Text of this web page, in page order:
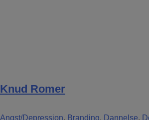
Knud Romer
Angst/Depression, Branding, Dannelse,